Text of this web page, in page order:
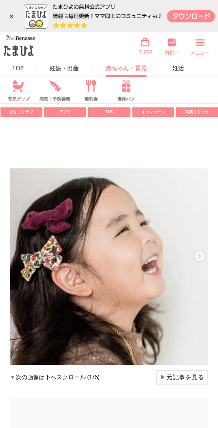
×
TOP 妊娠・出産 赤ちゃん・育児 妊活
SHOP 内祝い メニュー
育児グッズ 病気・予防接種 離乳食 優待パス
ひよこクラブ アプリ SNS キャンペーン 写真スタジオ
▼次の画像は下へスクロール (1/6) ▶元記事を見る